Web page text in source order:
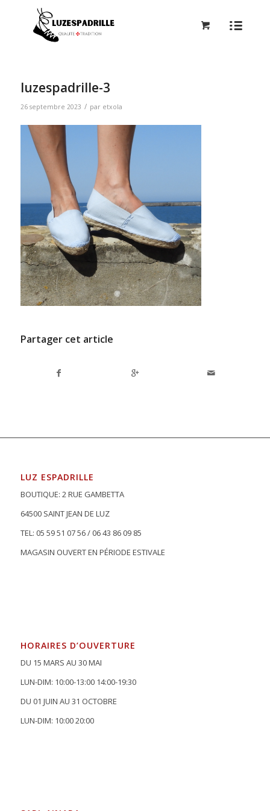
luzespadrille-3
26 septembre 2023 / par etxola
Partager cet article
LUZ ESPADRILLE
BOUTIQUE: 2 RUE GAMBETTA
64500 SAINT JEAN DE LUZ
TEL: 05 59 51 07 56 / 06 43 86 09 85
MAGASIN OUVERT EN PÉRIODE ESTIVALE
HORAIRES D’OUVERTURE
DU 15 MARS AU 30 MAI
LUN-DIM: 10:00-13:00 14:00-19:30
DU 01 JUIN AU 31 OCTOBRE
LUN-DIM: 10:00 20:00